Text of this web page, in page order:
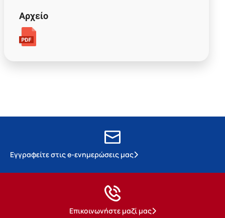
Αρχείο
Εγγραφείτε στις e-ενημερώσεις μας
Επικοινωνήστε μαζί μας